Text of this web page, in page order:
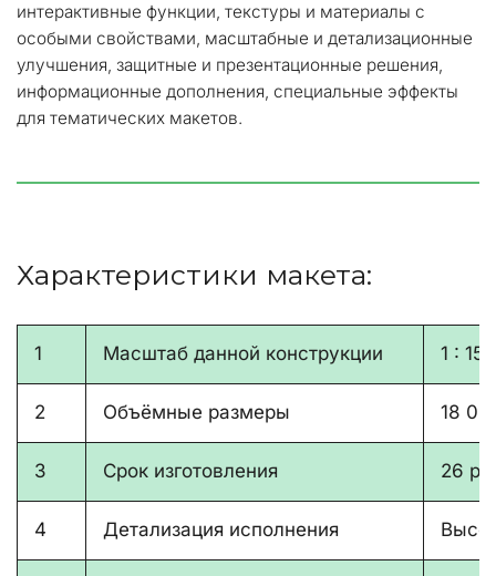
интерактивные функции, текстуры и материалы с
особыми свойствами, масштабные и детализационные
улучшения, защитные и презентационные решения,
информационные дополнения, специальные эффекты
для тематических макетов.
Характеристики макета:
1 Масштаб данной конструкции 1 : 150
2 Объёмные размеры 18
3 Срок изготовления 26
4 Детализация исполнения